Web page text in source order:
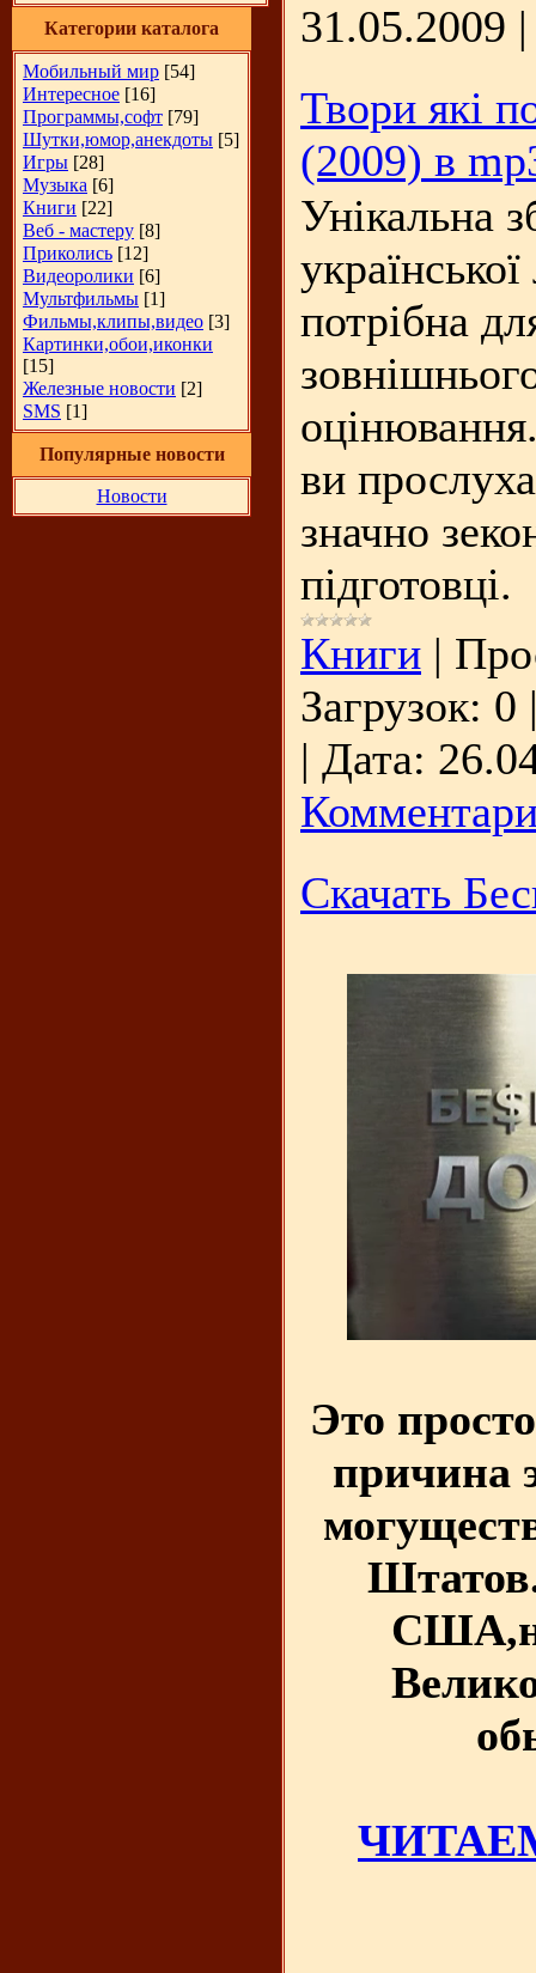
Категории каталога
Мобильный мир [54]
Интересное [16]
Программы,софт [79]
Шутки,юмор,анекдоты [5]
Игры [28]
Музыка [6]
Книги [22]
Веб - мастеру [8]
Приколись [12]
Видеоролики [6]
Мультфильмы [1]
Фильмы,клипы,видео [3]
Картинки,обои,иконки
[15]
Железные новости [2]
SMS [1]
Популярные новости
Новости
31.05.2009
Твори які
(2009) в
Унікальна
потрібна
ви
значно
підготовці.
Книги |
Загрузок: 0
| Дата:
Скачать
Это
причина